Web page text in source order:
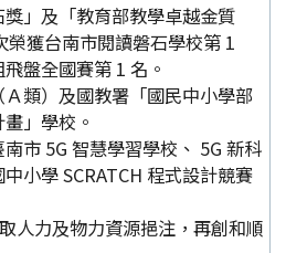
」及「教育部教學卓越金質
獲台南市閱讀磐石學校第 1
盤全國賽第 1 名。
類）及國教署「國民中小學部
」學校。
市 5G 智慧學習學校、 5G 新科
小學 SCRATCH 程式設計競賽
人力及物力資源挹注，再創和順